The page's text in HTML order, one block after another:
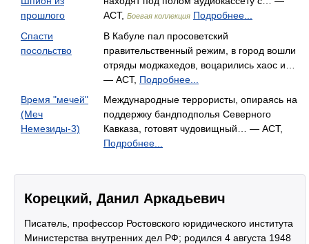
прошлого
АСТ, Боевая коллекция Подробнее...
Спасти
посольство
В Кабуле пал просоветский
правительственный режим, в город вошли
отряды моджахедов, воцарились хаос и…
— АСТ, Подробнее...
Время "мечей"
(Меч
Немезиды-3)
Международные террористы, опираясь на
поддержку бандподполья Северного
Кавказа, готовят чудовищный… — АСТ,
Подробнее...
Корецкий, Данил Аркадьевич
Писатель, профессор Ростовского юридического института
Министерства внутренних дел РФ; родился 4 августа 1948